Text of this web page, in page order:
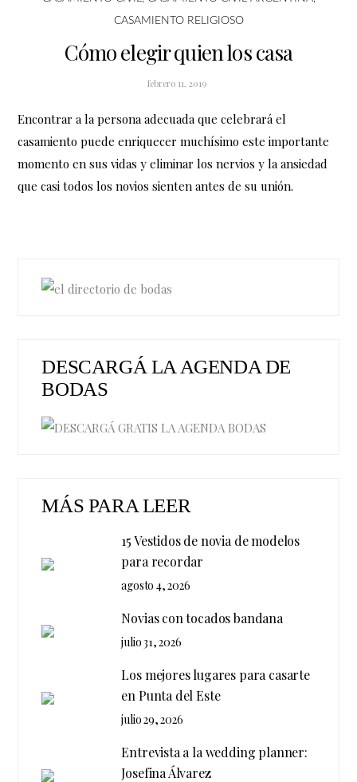
CASAMIENTO RELIGIOSO
Cómo elegir quien los casa
febrero 11, 2019
Encontrar a la persona adecuada que celebrará el
casamiento puede enriquecer muchísimo este importante
momento en sus vidas y eliminar los nervios y la ansiedad
que casi todos los novios sienten antes de su unión.
DESCARGÁ LA AGENDA DE
BODAS
MÁS PARA LEER
15 Vestidos de novia de modelos
para recordar
agosto 4, 2026
Novias con tocados bandana
julio 31, 2026
Los mejores lugares para casarte
en Punta del Este
julio 29, 2026
Entrevista a la wedding planner:
Josefina Álvarez